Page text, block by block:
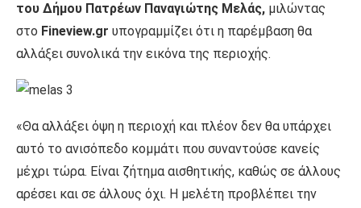
του Δήμου Πατρέων Παναγιώτης Μελάς, μιλώντας
στο Fineview.gr υπογραμμίζει ότι η παρέμβαση θα
αλλάξει συνολικά την εικόνα της περιοχής.
«Θα αλλάξει όψη η περιοχή και πλέον δεν θα υπάρχει
αυτό το ανισόπεδο κομμάτι που συναντούσε κανείς
μέχρι τώρα. Είναι ζήτημα αισθητικής, καθώς σε άλλους
αρέσει και σε άλλους όχι. Η μελέτη προβλέπει την